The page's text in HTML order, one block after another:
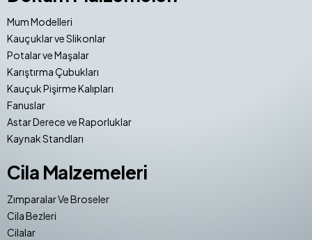
Mum Modelleri
Kauçuklar ve Slikonlar
Potalar ve Maşalar
Karıştırma Çubukları
Kauçuk Pişirme Kalıpları
Fanuslar
Astar Derece ve Raporluklar
Kaynak Standları
Cila Malzemeleri
Zımparalar Ve Broseler
Cila Bezleri
Cilalar